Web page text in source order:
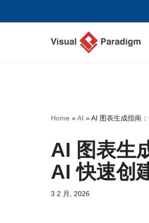
Home »AI »AI 图表生成指南
AI 图表生
AI 快速创
3 2 月, 2026